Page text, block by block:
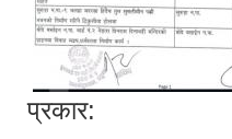
प्रकार: